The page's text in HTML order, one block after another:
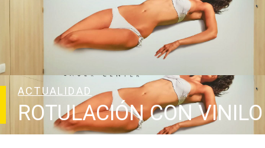
ACTUALIDAD
ROTULACIÓN CON VINILO